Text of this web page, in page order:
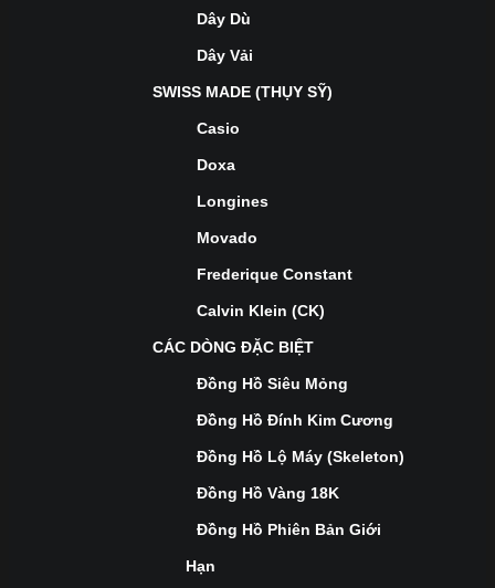
Dây Dù
Dây Vải
SWISS MADE (THỤY SỸ)
Casio
Doxa
Longines
Movado
Frederique Constant
Calvin Klein (CK)
CÁC DÒNG ĐẶC BIỆT
Đồng Hồ Siêu Mỏng
Đồng Hồ Đính Kim Cương
Đồng Hồ Lộ Máy (Skeleton)
Đồng Hồ Vàng 18K
Đồng Hồ Phiên Bản Giới
Hạn